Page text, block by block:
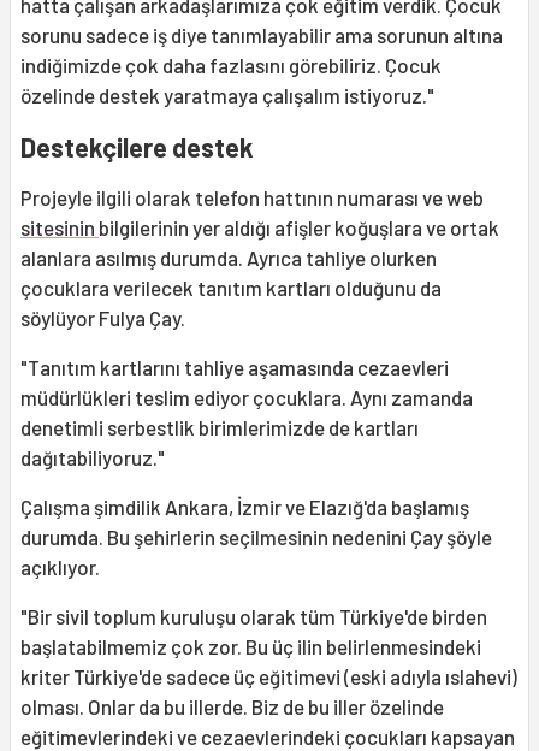
hatta çalışan arkadaşlarımıza çok eğitim verdik. Çocuk
sorunu sadece iş diye tanımlayabilir ama sorunun altına
indiğimizde çok daha fazlasını görebiliriz. Çocuk
özelinde destek yaratmaya çalışalım istiyoruz."
Destekçilere destek
Projeyle ilgili olarak telefon hattının numarası ve web
sitesinin bilgilerinin yer aldığı afişler koğuşlara ve ortak
alanlara asılmış durumda. Ayrıca tahliye olurken
çocuklara verilecek tanıtım kartları olduğunu da
söylüyor Fulya Çay.
"Tanıtım kartlarını tahliye aşamasında cezaevleri
müdürlükleri teslim ediyor çocuklara. Aynı zamanda
denetimli serbestlik birimlerimizde de kartları
dağıtabiliyoruz."
Çalışma şimdilik Ankara, İzmir ve Elazığ'da başlamış
durumda. Bu şehirlerin seçilmesinin nedenini Çay şöyle
açıklıyor.
"Bir sivil toplum kuruluşu olarak tüm Türkiye'de birden
başlatabilmemiz çok zor. Bu üç ilin belirlenmesindeki
kriter Türkiye'de sadece üç eğitimevi (eski adıyla ıslahevi)
olması. Onlar da bu illerde. Biz de bu iller özelinde
eğitimevlerindeki ve cezaevlerindeki çocukları kapsayan